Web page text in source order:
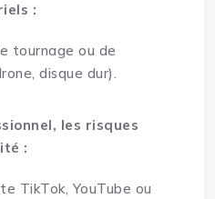
:
tournage ou de
disque dur).
les risques
:
TikTok, YouTube ou